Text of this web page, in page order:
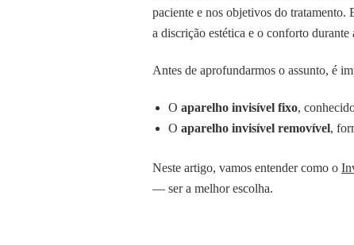
paciente e nos objetivos do tratamento.
a discrição estética e o conforto
Antes de aprofundarmos o assunto, é
O aparelho invisível fixo,
O aparelho invisível removível,
Neste artigo, vamos entender como o
— ser a melhor escolha.